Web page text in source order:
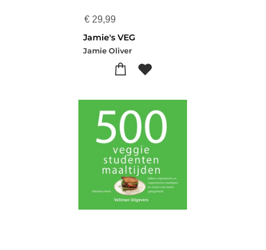
€ 29,99
Jamie's VEG
Jamie Oliver